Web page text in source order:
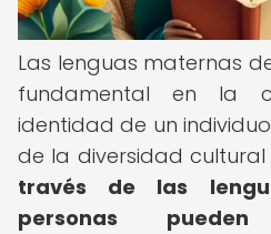
Las lenguas maternas
fundamental en la
identidad de un
de la diversidad
través de las
personas